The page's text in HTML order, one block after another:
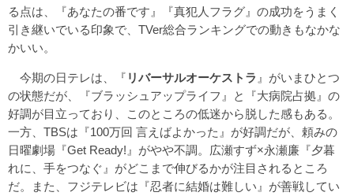
る点は、『あなたの番です』『真犯人フラグ』の成功をうまく
引き継いでいる印象で、TVer総合ランキングでの動きもなかな
かいい。
今期の日テレは、『 リバーサルオーケストラ 』がいまひとつ
の状態だが、『ブラッシュアップライフ』と『大病院占拠』の
好調が目立っており、このところの低迷から脱した感もある。
一方、TBSは『100万回 言えばよかった』が好調だが、頼みの
日曜劇場『Get Ready!』がやや不調。広瀬すず×永瀬廉『夕暮
れに、手をつなぐ』がどこまで伸びるかが注目されるところ
だ。また、フジテレビは『忍者に結婚は難しい』が善戦してい